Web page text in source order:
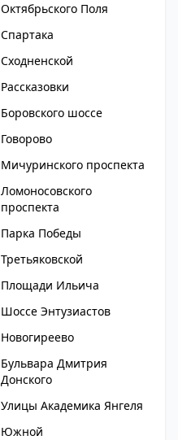
Октябрьского Поля
Спартака
Сходненской
Рассказовки
Боровского шоссе
Говорово
Мичуринского проспекта
Ломоносовского
проспекта
Парка Победы
Третьяковской
Площади Ильича
Шоссе Энтузиастов
Новогиреево
Бульвара Дмитрия
Донского
Улицы Академика Янгеля
Южной